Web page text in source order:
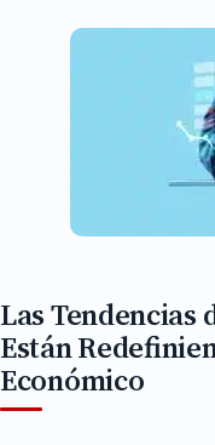
Las Tendencias
Están
Económico